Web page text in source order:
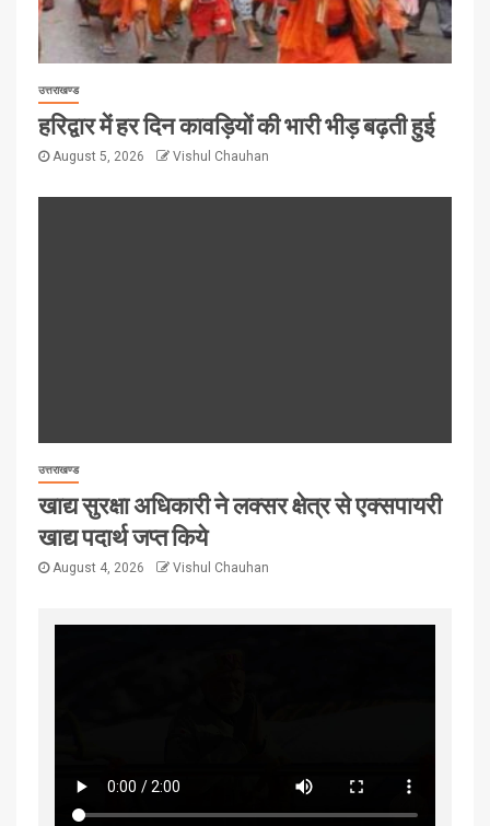
उत्तराखण्ड
हरिद्वार में हर दिन कावड़ियों की भारी भीड़ बढ़ती हुई
August 5, 2026 Vishul Chauhan
उत्तराखण्ड
खाद्य सुरक्षा अधिकारी ने लक्सर क्षेत्र से एक्सपायरी
खाद्य पदार्थ जप्त किये
August 4, 2026 Vishul Chauhan